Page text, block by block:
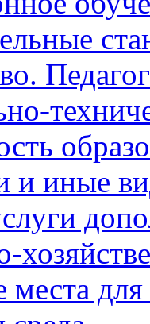
и иные
места для